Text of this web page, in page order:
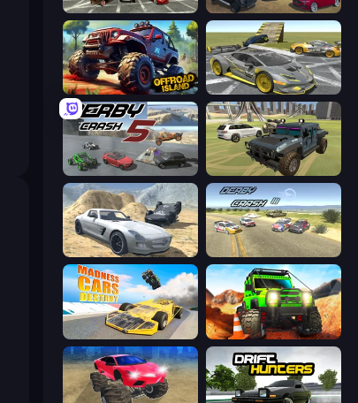
Evolution Factor Derby Crash 4
Offroad Island Wrong Way
Derby Crash 5 4x4 Offroader
Derby Crash 2 Derby Crash 3
Madness Cars Destroy Offroad Life 3D